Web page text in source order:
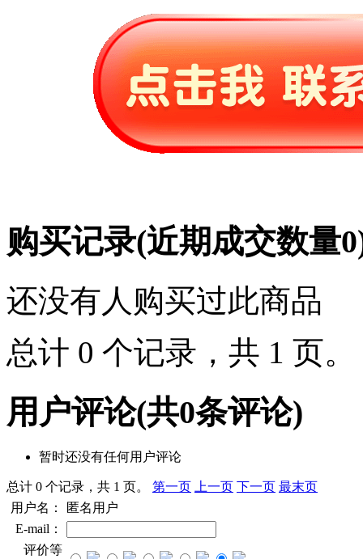
购买记录(近期成交数量0
还没有人购买过此商品
总计 0 个记录，共 1 页。
用户评论(共0条评论)
暂时还没有任何用户评论
总计 0 个记录，共 1 页。 第一页 上一页 下一页 最末页
用户名：
匿名用户
E-mail：
评价等